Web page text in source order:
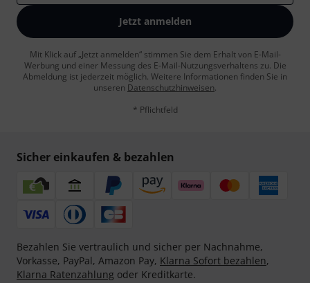
Jetzt anmelden
Mit Klick auf „Jetzt anmelden“ stimmen Sie dem Erhalt von E-Mail-
Werbung und einer Messung des E-Mail-Nutzungsverhaltens zu. Die
Abmeldung ist jederzeit möglich. Weitere Informationen finden Sie in
unseren Datenschutzhinweisen.
* Pflichtfeld
Sicher einkaufen & bezahlen
Bezahlen Sie vertraulich und sicher per Nachnahme,
Vorkasse, PayPal, Amazon Pay, Klarna Sofort bezahlen,
Klarna Ratenzahlung oder Kreditkarte.